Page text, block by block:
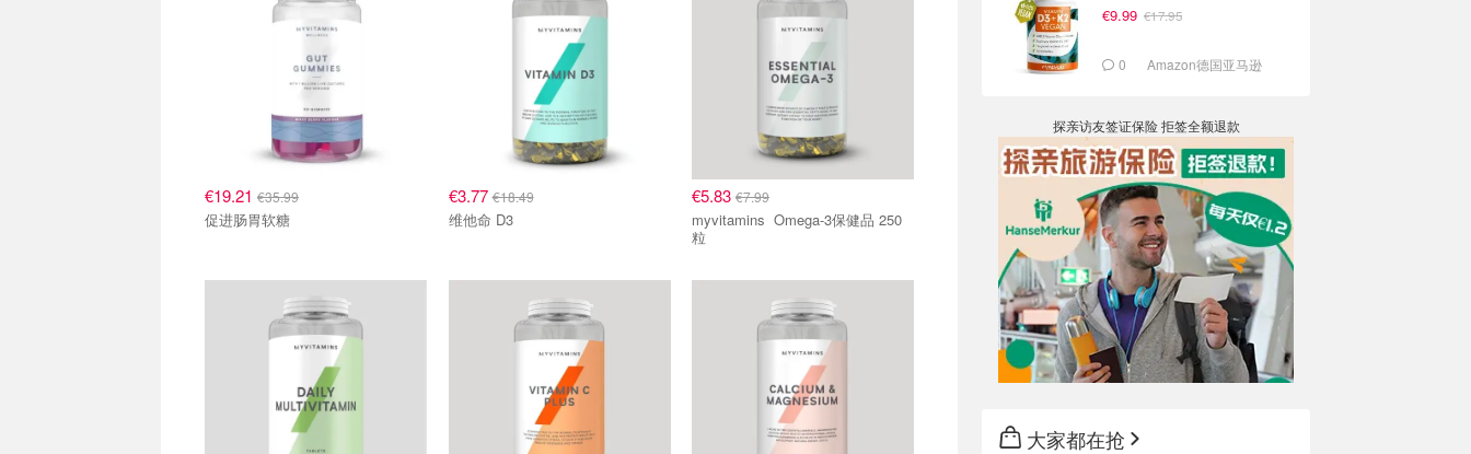
€19.21 €35.99
促进肠胃软糖
€3.77€18.49
维他命 D3
€5.83 €7.99
myvitamins Omega-3保健品 250
粒
€9.99 €17.95
0 Amazon德国亚马逊
探亲访友签证保险 拒签全额退款
大家都在抢